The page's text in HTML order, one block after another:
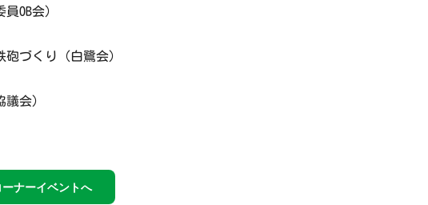
OB会）
づくり（白鷺会）
会）
ーナーイベントへ